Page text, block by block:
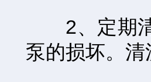
2、定期清
泵的损坏。